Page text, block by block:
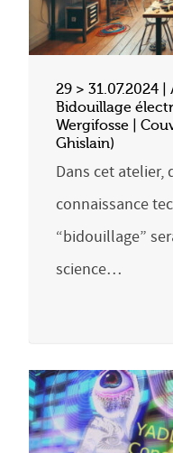
29 > 31.07.2024
Bidouillage
Wergifosse |
Ghislain)
Dans cet atelier,
connaissance
“bidouillage”
science…